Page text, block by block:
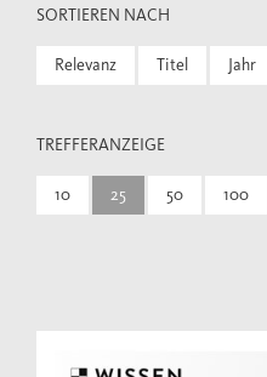
SORTIEREN NACH
Relevanz Titel Jahr
TREFFERANZEIGE
10 25 50 100